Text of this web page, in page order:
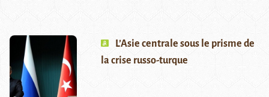
L’Asie centrale sous le prisme de
la crise russo-turque